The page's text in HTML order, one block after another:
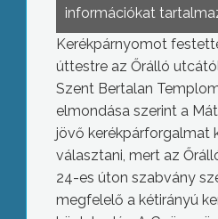
információkat
Kerékpárnyomot
úttestre az Őrálló
Szent Bertalan
elmondása szerint a
jövő kerékpárforgalmat
választani, mert az
24-es úton szabvány
megfelelő a kétirányú